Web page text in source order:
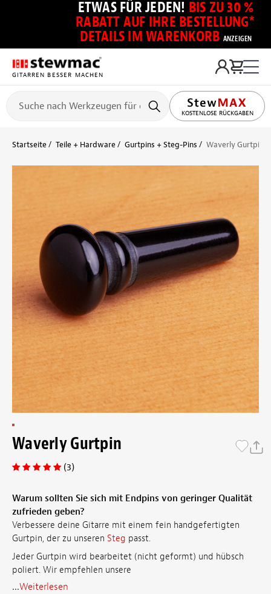
ETWAS FÜR JEDEN! BIS ZU 30 %
RABATT AUF IHRE BESTELLUNG*
DETAILS IM WARENKORB ANZEIGEN
GITARREN BESSER MACHEN
KOSTENLOSE RÜCKGABEN
Startseite Teile + Hardware Gurtpins + Steg-Pins Waverly Gurtpin
Waverly Gurtpin
(3)
Warum sollten Sie sich mit Endpins von geringer Qualität
zufrieden geben?
Verbessere deine Gitarre mit einem fein handgefertigten
Gurtpin, der zu unseren Steg passt.
Jeder Gurtpin wird bearbeitet (nicht geformt) und hübsch
poliert. Wir empfehlen unsere
...Weiterlesen